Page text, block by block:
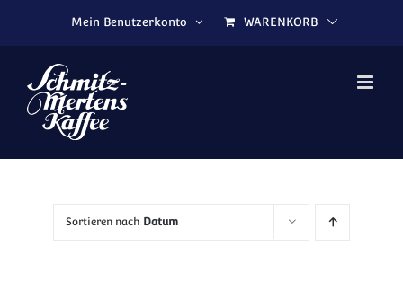
Mein Benutzerkonto
WARENKORB
Sortieren nach Datum